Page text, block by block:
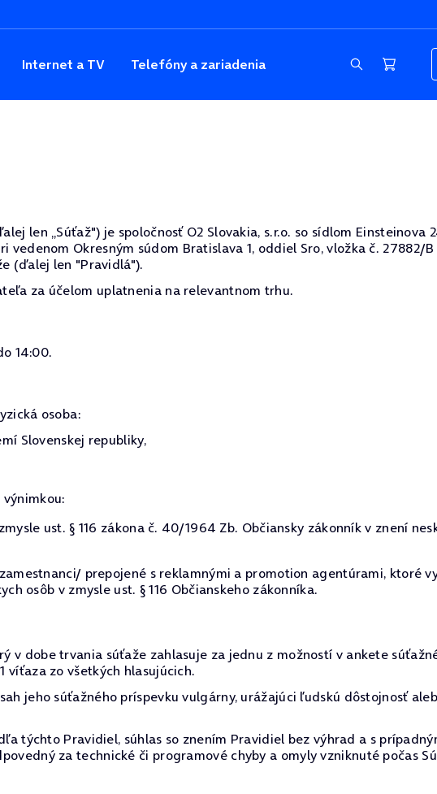
Internet a TV Telefóny a zariadenia
len „Súťaž") je spoločnosť O2 Slovakia, s.r.o. so sídlom Einsteinova
vedenom Okresným súdom Bratislava 1, oddiel Sro, vložka č. 27882/
(ďalej len "Pravidlá").
za účelom uplatnenia na relevantnom trhu.
14:00.
osoba:
Slovenskej republiky,
ust. § 116 zákona č. 40/1964 Zb. Občiansky zákonník v znení
prepojené s reklamnými a promotion agentúrami, ktoré
osôb v zmysle ust. § 116 Občianskeho zákonníka.
v dobe trvania súťaže zahlasuje za jednu z možností v ankete
víťaza zo všetkých hlasujúcich.
jeho súťažného príspevku vulgárny, urážajúci ľudskú dôstojnosť
týchto Pravidiel, súhlas so znením Pravidiel bez výhrad a s
za technické či programové chyby a omyly vzniknuté počas